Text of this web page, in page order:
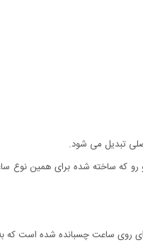
که ساخته شده برای همین نوع
ساعت چسبانده شده است که به